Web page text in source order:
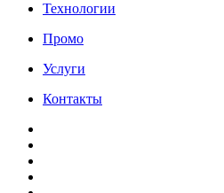
Технологии
Промо
Услуги
Контакты